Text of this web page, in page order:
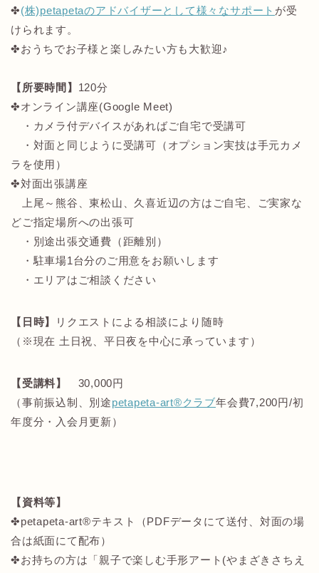
✤(株)petapetaのアドバイザーとして様々なサポート が受
けられます。
✤おうちでお子様と楽しみたい方も大歓迎♪
【所要時間】 120分
✤オンライン講座(Google Meet)
・カメラ付デバイスがあればご自宅で受講可
・対面と同じように受講可（オプション実技は手元カメ
ラを使用）
✤対面出張講座
上尾～熊谷、東松山、久喜近辺の方はご自宅、ご実家な
どご指定場所への出張可
・別途出張交通費（距離別）
・駐車場1台分のご用意をお願いします
・エリアはご相談ください
【日時】
リクエストによる相談により随時
（※現在 土日祝、平日夜を中心に承っています）
【受講料】
30,000円
（事前振込制、別途petapeta-art®クラブ年会費7,200円/初
年度分・入会月更新）
【資料等】
✤petapeta-art®テキスト（PDFデータにて送付、対面の場
合は紙面にて配布）
✤お持ちの方は「親子で楽しむ手形アート(やまざきさちえ